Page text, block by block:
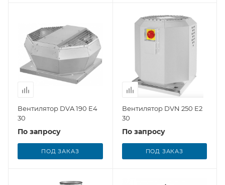
Вентилятор DVA 190 E4
30
По запросу
ПОД ЗАКАЗ
Вентилятор DVN 250 E2
30
По запросу
ПОД ЗАКАЗ